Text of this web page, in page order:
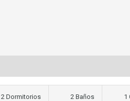
2 Dormitorios 2 Baños 1